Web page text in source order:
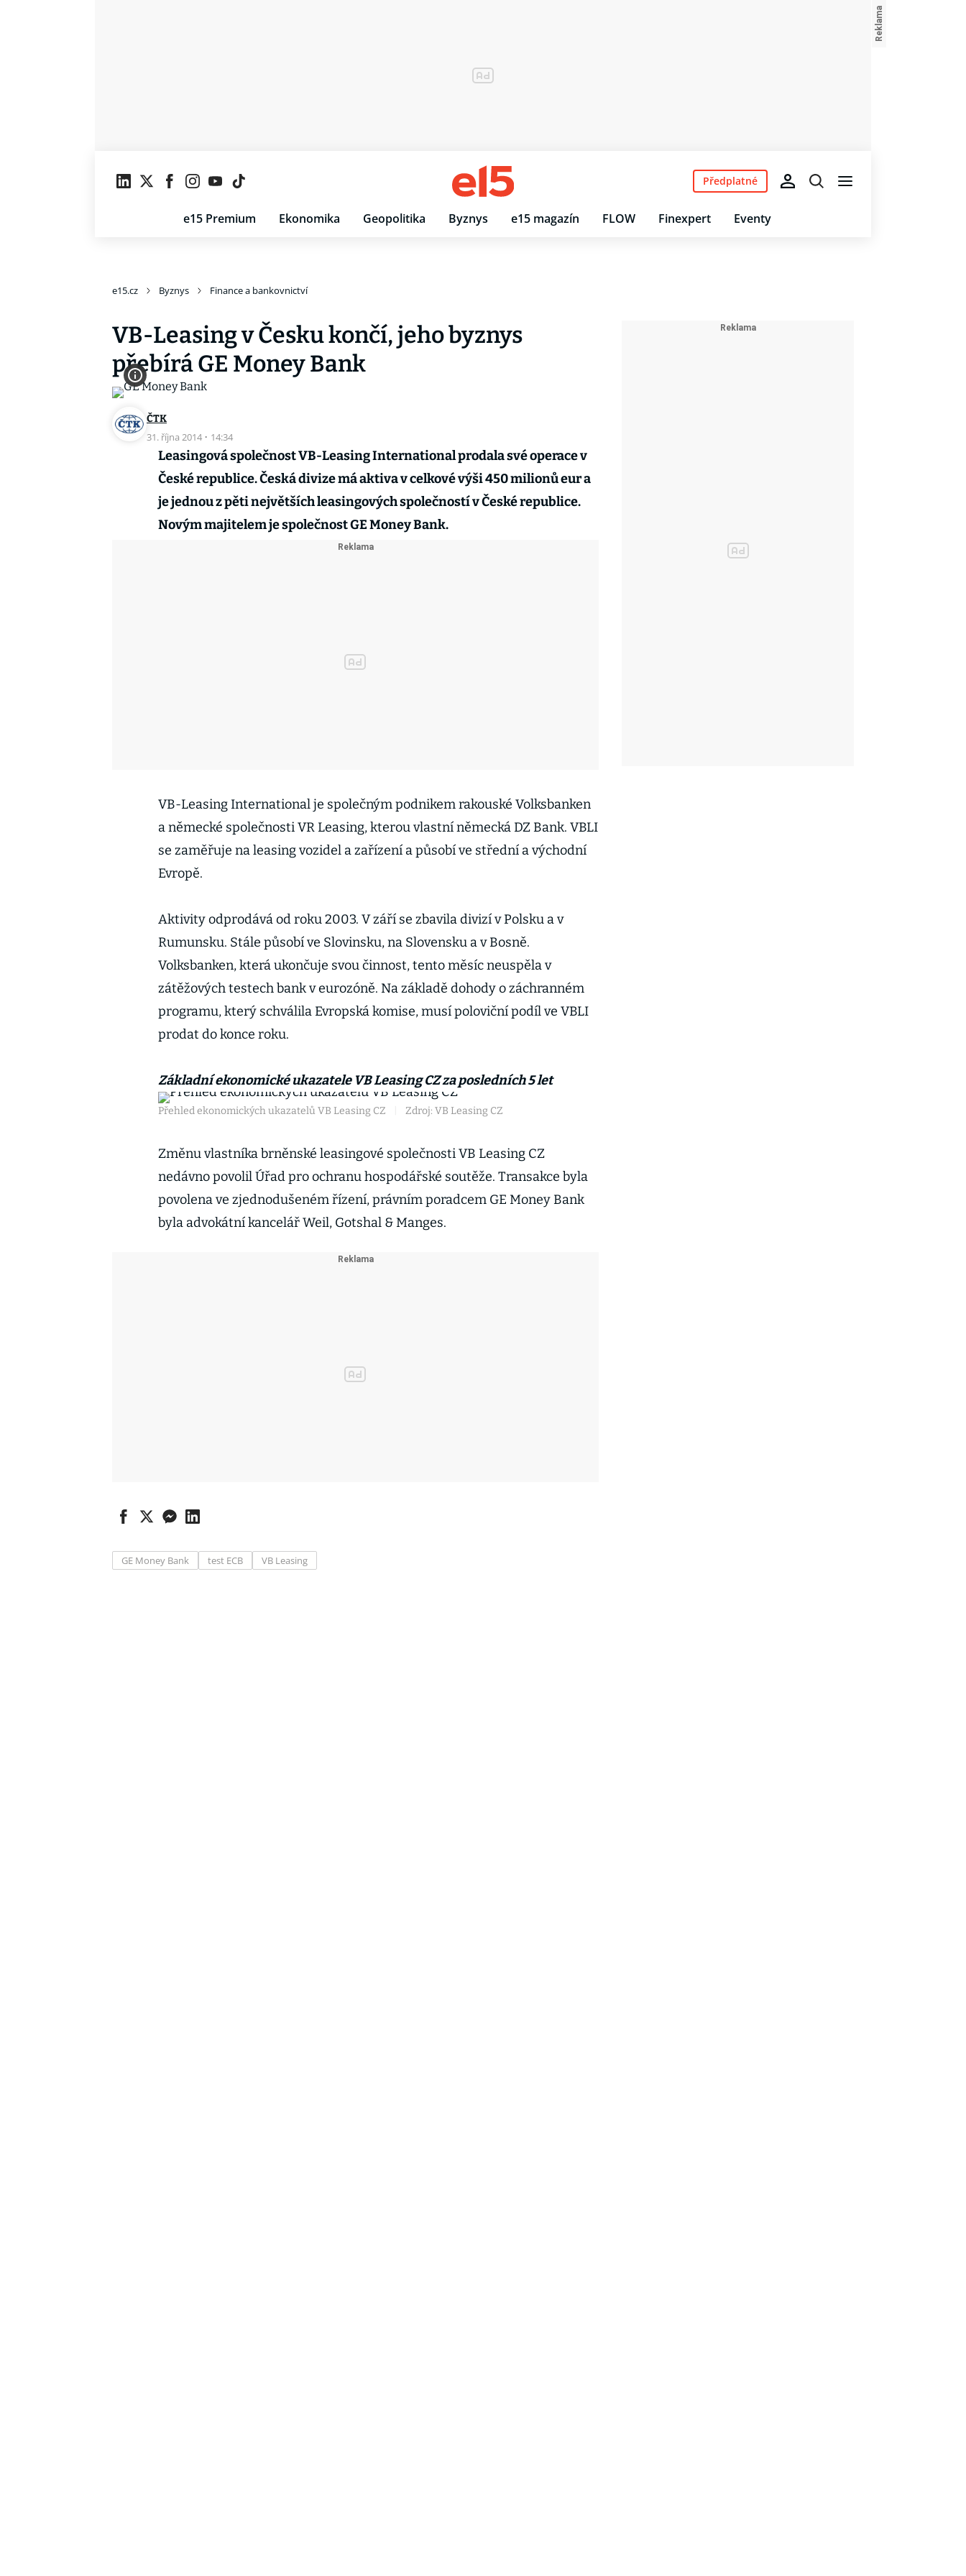
e15 Premium Ekonomika Geopolitika Byznys e15 magazín FLOW Finexpert Eventy
Předplatné
e15.cz Byznys Finance a bankovnictví
VB-Leasing v Česku končí, jeho byznys
přebírá GE Money Bank
ČTK
31. října 2014 · 14:34
Leasingová společnost VB-Leasing International prodala své operace v
České republice. Česká divize má aktiva v celkové výši 450 milionů eur a
je jednou z pěti největších leasingových společností v České republice.
Novým majitelem je společnost GE Money Bank.
VB-Leasing International je společným podnikem rakouské Volksbanken
a německé společnosti VR Leasing, kterou vlastní německá DZ Bank. VBLI
se zaměřuje na leasing vozidel a zařízení a působí ve střední a východní
Evropě.
Aktivity odprodává od roku 2003. V září se zbavila divizí v Polsku a v
Rumunsku. Stále působí ve Slovinsku, na Slovensku a v Bosně.
Volksbanken, která ukončuje svou činnost, tento měsíc neuspěla v
zátěžových testech bank v eurozóně. Na základě dohody o záchranném
programu, který schválila Evropská komise, musí poloviční podíl ve VBLI
prodat do konce roku.
Základní ekonomické ukazatele VB Leasing CZ za posledních 5 let
Přehled ekonomických ukazatelů VB Leasing CZ Zdroj: VB Leasing CZ
Změnu vlastníka brněnské leasingové společnosti VB Leasing CZ
nedávno povolil Úřad pro ochranu hospodářské soutěže. Transakce byla
povolena ve zjednodušeném řízení, právním poradcem GE Money Bank
byla advokátní kancelář Weil, Gotshal & Manges.
GE Money Bank test ECB VB Leasing